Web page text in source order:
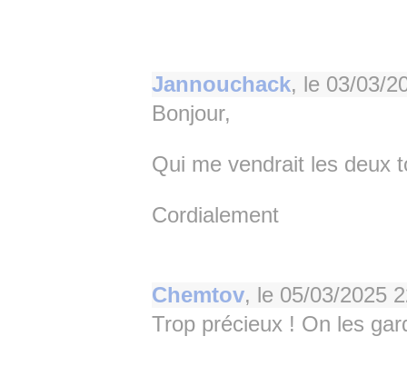
Jannouchack, le 03/03/
Bonjour,
Qui me vendrait les deux
Cordialement
Chemtov, le 05/03/2025
Trop précieux ! On les